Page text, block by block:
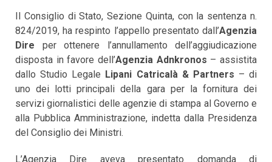
Il Consiglio di Stato, Sezione Quinta, con la sentenza n.
824/2019, ha respinto l’appello presentato dall’Agenzia
Dire per ottenere l’annullamento dell’aggiudicazione
disposta in favore dell’Agenzia Adnkronos – assistita
dallo Studio Legale Lipani Catricalà & Partners – di
uno dei lotti principali della gara per la fornitura dei
servizi giornalistici delle agenzie di stampa al Governo e
alla Pubblica Amministrazione, indetta dalla Presidenza
del Consiglio dei Ministri.
L’Agenzia Dire aveva presentato domanda di